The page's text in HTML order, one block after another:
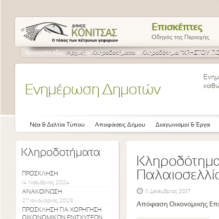
Επισκέπτες
Οδηγός της Περιοχής
Βρίσκεστε εδώ:Αρχική » Κληροδοτήματα » Κληροδότημα "ΧΡΗΣΤΟΥ
Ενημέρωση Δημοτών
Νέα & Δελτία Τύπου Αποφάσεις Δήμου Διαγωνισμοί & Έργα
Κληροδοτήματα
ΠΡΟΣΚΛΗΣΗ
14 Νοέμβριος 2024
ΑΝΑΚΟΙΝΩΣΗ
27 Ιανουάριος 2023
ΠΡΟΣΚΛΗΣΗ ΓΙΑ ΧΟΡΗΓΗΣΗ
11 Δεκέμβριος 2017
Απόφαση Οικονομικής